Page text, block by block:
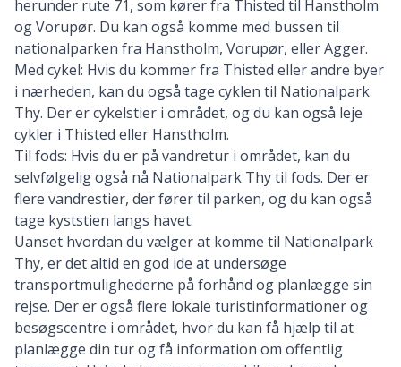
herunder rute 71, som kører fra Thisted til Hanstholm
og Vorupør. Du kan også komme med bussen til
nationalparken fra Hanstholm, Vorupør, eller Agger.
Med cykel: Hvis du kommer fra Thisted eller andre byer
i nærheden, kan du også tage cyklen til Nationalpark
Thy. Der er cykelstier i området, og du kan også leje
cykler i Thisted eller Hanstholm.
Til fods: Hvis du er på vandretur i området, kan du
selvfølgelig også nå Nationalpark Thy til fods. Der er
flere vandrestier, der fører til parken, og du kan også
tage kyststien langs havet.
Uanset hvordan du vælger at komme til Nationalpark
Thy, er det altid en god ide at undersøge
transportmulighederne på forhånd og planlægge sin
rejse. Der er også flere lokale turistinformationer og
besøgscentre i området, hvor du kan få hjælp til at
planlægge din tur og få information om offentlig